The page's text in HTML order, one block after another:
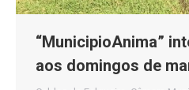
“MunicipioAnima”
aos domingos de